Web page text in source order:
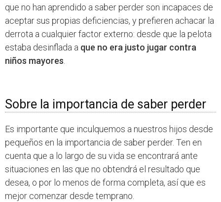
que no han aprendido a saber perder son incapaces de
aceptar sus propias deficiencias, y prefieren achacar la
derrota a cualquier factor externo: desde que la pelota
estaba desinflada a que no era justo jugar contra
niños mayores
Sobre la importancia de saber perder
Es importante que inculquemos a nuestros hijos desde
pequeños en la importancia de saber perder. Ten en
cuenta que a lo largo de su vida se encontrará ante
situaciones en las que no obtendrá el resultado que
desea, o por lo menos de forma completa, así que es
mejor comenzar desde temprano.